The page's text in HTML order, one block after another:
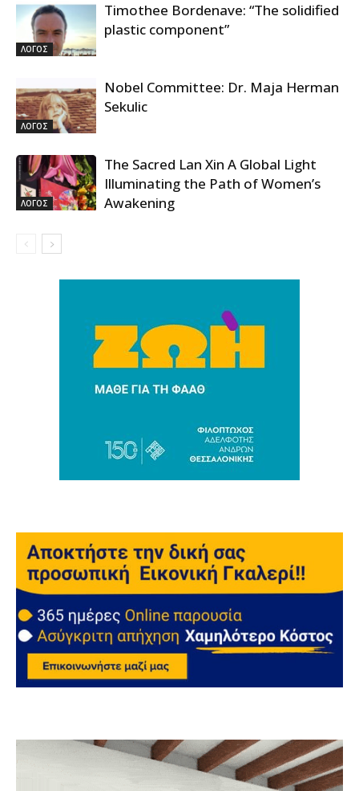
ΛΟΓΟΣ
Timothee Bordenave: “The solidified
plastic component”
ΛΟΓΟΣ
Nobel Committee: Dr. Maja Herman
Sekulic
ΛΟΓΟΣ
The Sacred Lan Xin A Global Light
Illuminating the Path of Women’s
Awakening